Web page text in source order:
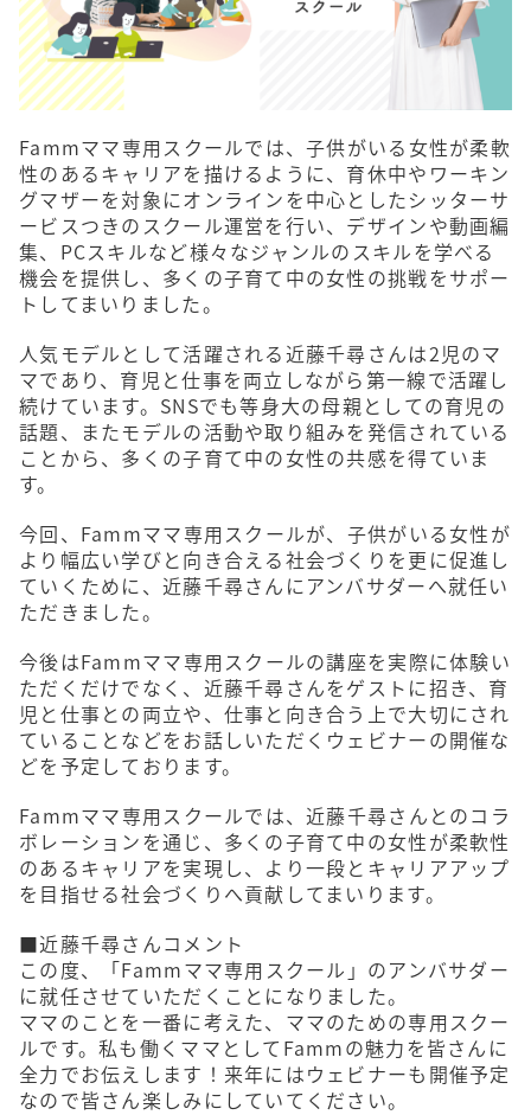
Fammママ専用スクールでは、子供がいる女性が柔軟
性のあるキャリアを描けるように、育休中やワーキン
グマザーを対象にオンラインを中心としたシッターサ
ービスつきのスクール運営を行い、デザインや動画編
集、PCスキルなど様々なジャンルのスキルを学べる
機会を提供し、多くの子育て中の女性の挑戦をサポー
トしてまいりました。
人気モデルとして活躍される近藤千尋さんは2児のマ
マであり、育児と仕事を両立しながら第一線で活躍し
続けています。SNSでも等身大の母親としての育児の
話題、またモデルの活動や取り組みを発信されている
ことから、多くの子育て中の女性の共感を得ていま
す。
今回、​Fammママ専用スクールが、子供がいる女性が
より幅広い学びと向き合える社会づくりを更に促進し
ていくために、近藤千尋さんにアンバサダーへ就任い
ただきました。
今後はFammママ専用スクールの講座を実際に体験い
ただくだけでなく、近藤千尋さんをゲストに招き、育
児と仕事との両立や、仕事と向き合う上で大切にされ
ていることなどをお話しいただくウェビナーの開催な
どを予定しております。
Fammママ専用スクールでは、近藤千尋さんとのコラ
ボレーションを通じ、多くの子育て中の女性が柔軟性
のあるキャリアを実現し、より一段とキャリアアップ
を目指せる社会づくりへ貢献してまいります。
■近藤千尋さんコメント
この度、「Fammママ専用スクール」のアンバサダー
に就任させていただくことになりました。
ママのことを一番に考えた、ママのための専用スクー
ルです。私も働くママとしてFammの魅力を皆さんに
全力でお伝えします！来年にはウェビナーも開催予定
なので皆さん楽しみにしていてください。